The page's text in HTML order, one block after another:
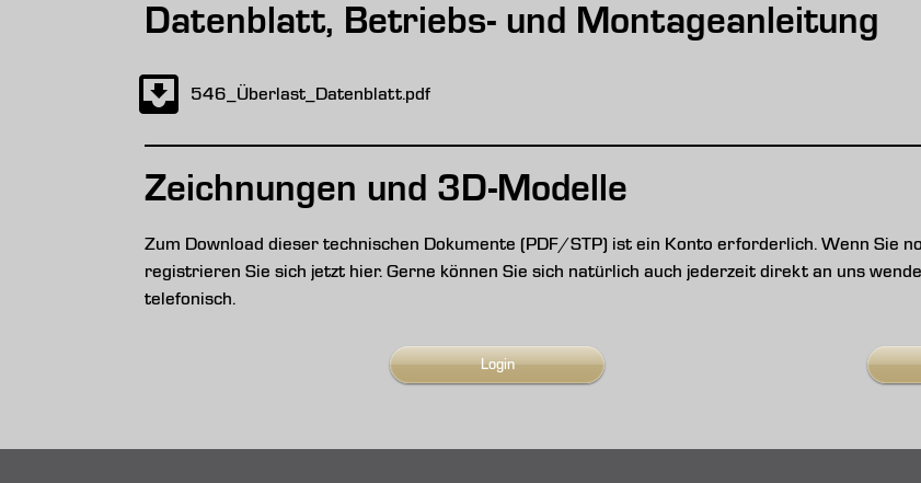
Datenblatt, Betriebs- und Montageanleitung
546_Überlast_Datenblatt.pdf
Zeichnungen und 3D-Modelle
Zum Download dieser technischen Dokumente (PDF/STP) ist ein Konto erforderlich. Wenn Sie
registrieren Sie sich jetzt hier. Gerne können Sie sich natürlich auch jederzeit direkt an uns
telefonisch.
Login